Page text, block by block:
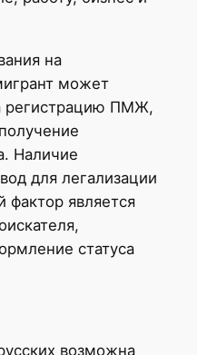
на
может
регистрацию ПМЖ,
Наличие
для легализации
фактор является
статуса
возможна